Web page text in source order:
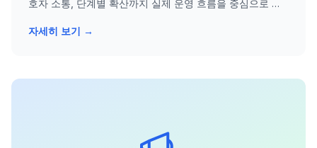
호자 소통, 단계별 확산까지 실제 운영 흐름을 중심으로 설
자세히 보기 →